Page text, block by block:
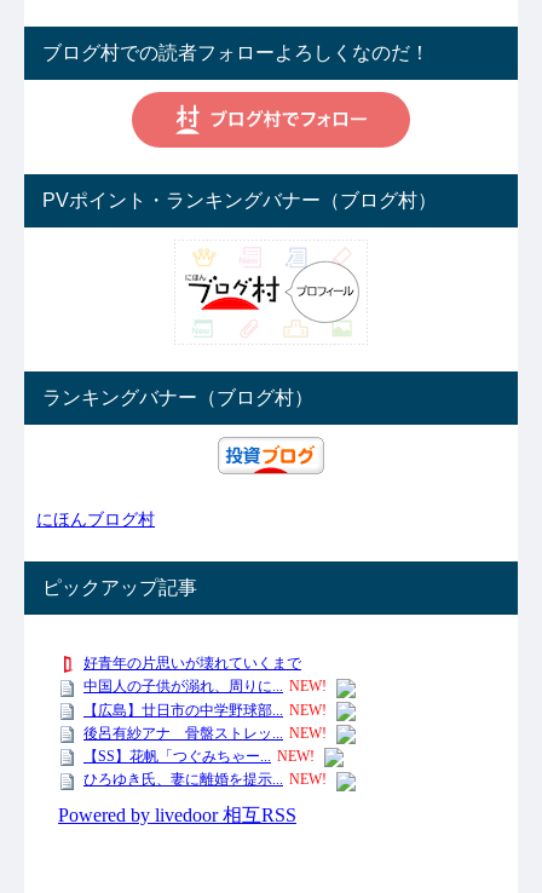
ブログ村での読者フォローよろしくなのだ！
PVポイント・ランキングバナー（ブログ村）
ランキングバナー（ブログ村）
にほんブログ村
ピックアップ記事